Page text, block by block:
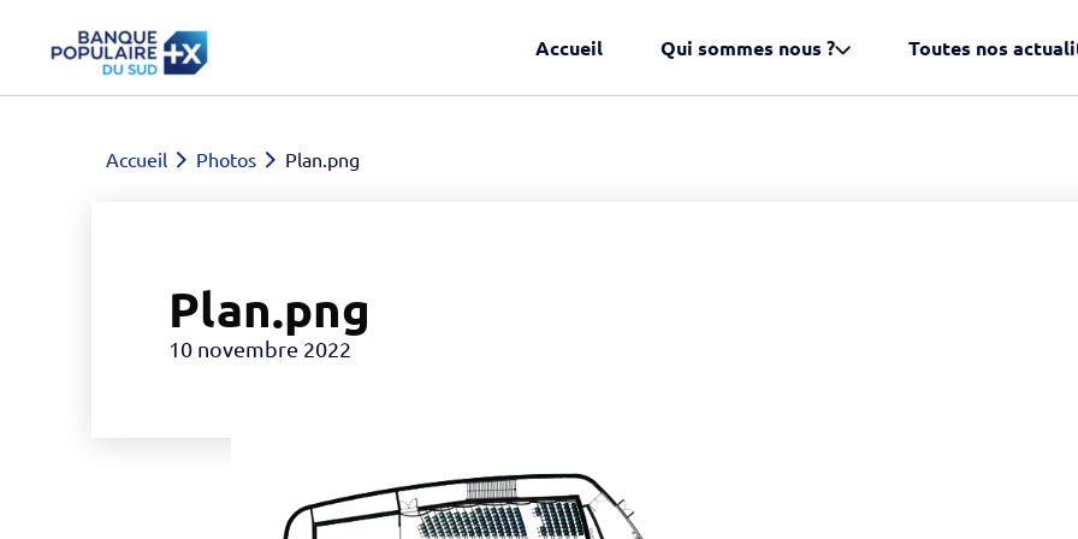
Accueil Qui sommes nous ? Toutes nos
Accueil Photos Plan.png
Plan.png
10 novembre 2022